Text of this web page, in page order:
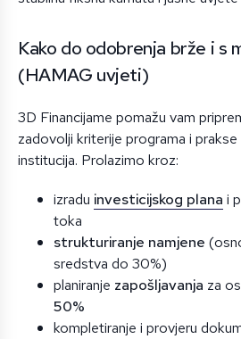
Kako do odobrenja brže i s
(HAMAG uvjeti)
3D Financijame pomažu vam
zadovolji kriterije programa i
institucija. Prolazimo kroz:
izradu investicijskog plana i
toka
strukturiranje namjene
sredstva do 30%)
planiranje zapošljavanja za
50%
kompletiranje i provjeru